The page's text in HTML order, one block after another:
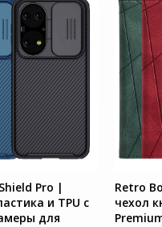
Pro |
и TPU с
для
Retro
чехол